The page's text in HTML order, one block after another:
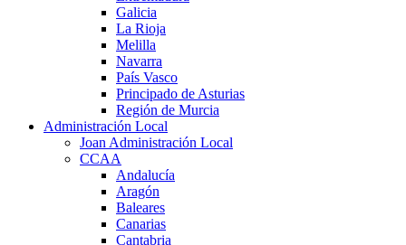
Galicia
La Rioja
Melilla
Navarra
País Vasco
Principado de Asturias
Región de Murcia
Administración Local
Joan Administración Local
CCAA
Andalucía
Aragón
Baleares
Canarias
Cantabria